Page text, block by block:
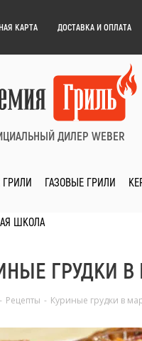
КАРТА ДОСТАВКА И ОПЛАТА
ДИЛЕР WEBER
ГАЗОВЫЕ ГРИЛИ
ШКОЛА
ГРУДКИ
- Рецепты - Куриные грудки в